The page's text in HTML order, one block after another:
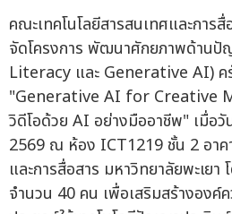
คณะเทคโนโลยีสารสนเทศและการ
จัดโครงการ พัฒนาศักยภาพด้าน
Literacy และ Generative AI) ค
"Generative AI for Creative
วิดีโอด้วย AI อย่างมืออาชีพ" เมื่อ
2569 ณ ห้อง ICT1219 ชั้น 2 อาค
และการสื่อสาร มหาวิทยาลัยพะเยา
จำนวน 40 คน เพื่อเสริมสร้างองค์